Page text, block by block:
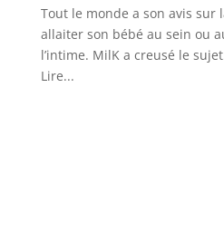
Tout le monde a son avis
allaiter son bébé au sein ou
l’intime. MilK a creusé le
Lire...